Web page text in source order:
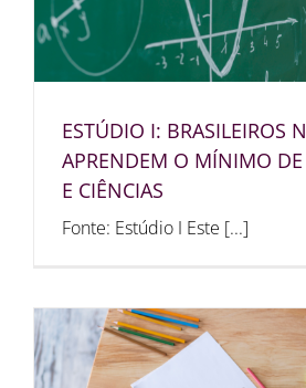
ESTÚDIO I: BRASILEIROS
APRENDEM O MÍNIMO
E CIÊNCIAS
Fonte: Estúdio I Este [...]